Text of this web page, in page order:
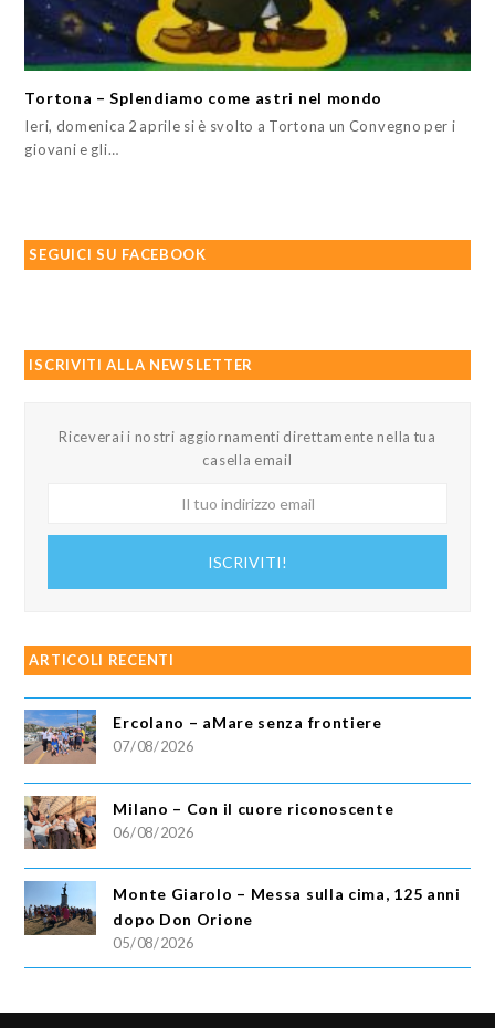
Tortona – Splendiamo come astri nel mondo
Ieri, domenica 2 aprile si è svolto a Tortona un Convegno per i
giovani e gli…
SEGUICI SU FACEBOOK
ISCRIVITI ALLA NEWSLETTER
Riceverai i nostri aggiornamenti direttamente nella tua
casella email
ISCRIVITI!
ARTICOLI RECENTI
Ercolano – aMare senza frontiere
07/08/2026
Milano – Con il cuore riconoscente
06/08/2026
Monte Giarolo – Messa sulla cima, 125 anni
dopo Don Orione
05/08/2026